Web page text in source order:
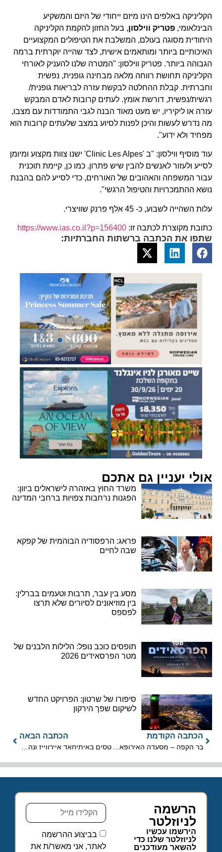
הקליניקה באלפים הינו מיזם ייחודי של היזם והמשקיע
הבינלאומי,פטריק ווילסון, בעל החזון להקמת הקליניקה
היחודית מסוגה בעולם, המשלבת את הטיפולים המקצועיים
האיכותיים ביותר ומותאמים אישית, לצד שהייה יוקרתית ברמה
הגבוהה ביותר. פטריק ווילסון: "המטרה שלנו להעניק לאורחי
הקליניקה תחושת רווחה מלאה מבחינה גופנית, נפשית
וחברתית. קבלת ההחלטה לבקשת עזרה לבריאות גופנית/
רגשית/נפשית, דורשת אומץ. לעתים קרובות לאדם המבקש
עזרה או ליקיריו, יש מעט מאוד הבנה לגבי התמודדות עם מצבו,
מה נדרש לעשות והיכן לפנות לסיוע במצב שלעתים קרובות הוא
מפחיד ולא ידוע".
עוד מוסיף ווילסון: "ב 'Clinic Les Alpes' ישנו צוות מקצוע ומיומן
לסייע ולעזור לאנשים להבין שיש פתרון. כמו כן, קיימת תוכנית
עבור המשפחה והאהובים של האורחים, כדי לסייע להם בהבנת
נושא ההתמכרויות והטיפול הרגשי".
עלות השהייה לשבוע, כ- 45 אלף פרנק שוויצרי.
כתובת מקוצרת לכתבה זו: https://www.ias.co.il?p=156400
שתפו את הכתבה ברשתות החברתיות:
אולי יעניין גם אתכם
משרד החוץ באזהרה לישראלים ביוון:
הפגנות נרחבות צפויות ברחבי המדינה
פראג: הרפסודיה הבוהמית של קפקא
שבה לחיים
מסע בין עבר, תרבות וטעמים בברלין:
בין מוזיאונים לסיורים שלא תרצו
לפספס
תופסים כוכב נופל: הלילות הלבנים של
מטר הפרסאידים 2026
סיפורו של שרטון: הפרויקט החדש
לשיקום שפך הירקון
הכתבה הקודמת
בר הקפה – מסעדה האירופאי "פלאזה קפה" פותח סניף בהוד השרון
הכתבה הבאה
טסים באיתיחאד איירווייז ונהנים משהות חינם באבו דאבי, בעצירת ביניים
הרשמה
לניוזלטר
הירשמו עכשיו
לניוזלטר שלנו כדי
להשאר מעודכנים
בביצוע ההרשמה
לאתר, אני מאשר/ת את